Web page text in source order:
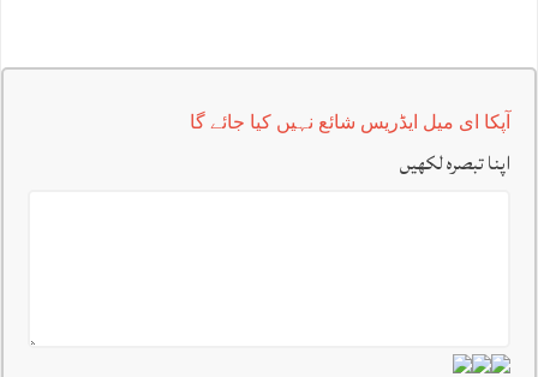
آپکا ای میل ایڈریس شائع نہیں کیا جائے گا
اپنا تبصرہ لکھیں